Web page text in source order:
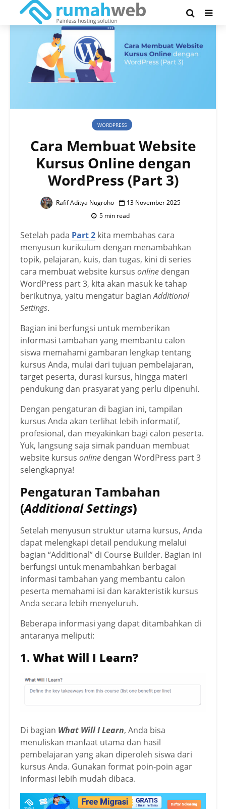
WORDPRESS
Cara Membuat Website
Kursus Online dengan
WordPress (Part 3)
Rafif Aditya Nugroho
13 November 2025
5 min read
Setelah pada Part 2 kita membahas cara
menyusun kurikulum dengan menambahkan
topik, pelajaran, kuis, dan tugas, kini di series
cara membuat website kursus online dengan
WordPress part 3, kita akan masuk ke tahap
berikutnya, yaitu mengatur bagianAdditional
Settings.
Bagian ini berfungsi untuk memberikan
informasi tambahan yang membantu calon
siswa memahami gambaran lengkap tentang
kursus Anda, mulai dari tujuan pembelajaran,
target peserta, durasi kursus, hingga materi
pendukung dan prasyarat yang perlu dipenuhi.
Dengan pengaturan di bagian ini, tampilan
kursus Anda akan terlihat lebih informatif,
profesional, dan meyakinkan bagi calon peserta.
Yuk, langsung saja simak panduan membuat
website kursus online dengan WordPress part 3
selengkapnya!
Pengaturan Tambahan
(Additional Settings)
Setelah menyusun struktur utama kursus, Anda
dapat melengkapi detail pendukung melalui
bagian “Additional” di Course Builder. Bagian ini
berfungsi untuk menambahkan berbagai
informasi tambahan yang membantu calon
peserta memahami isi dan karakteristik kursus
Anda secara lebih menyeluruh.
Beberapa informasi yang dapat ditambahkan di
antaranya meliputi:
1. What Will I Learn?
Di bagian What Will I Learn, Anda bisa
menuliskan manfaat utama dan hasil
pembelajaran yang akan diperoleh siswa dari
kursus Anda. Gunakan format poin-poin agar
informasi lebih mudah dibaca.